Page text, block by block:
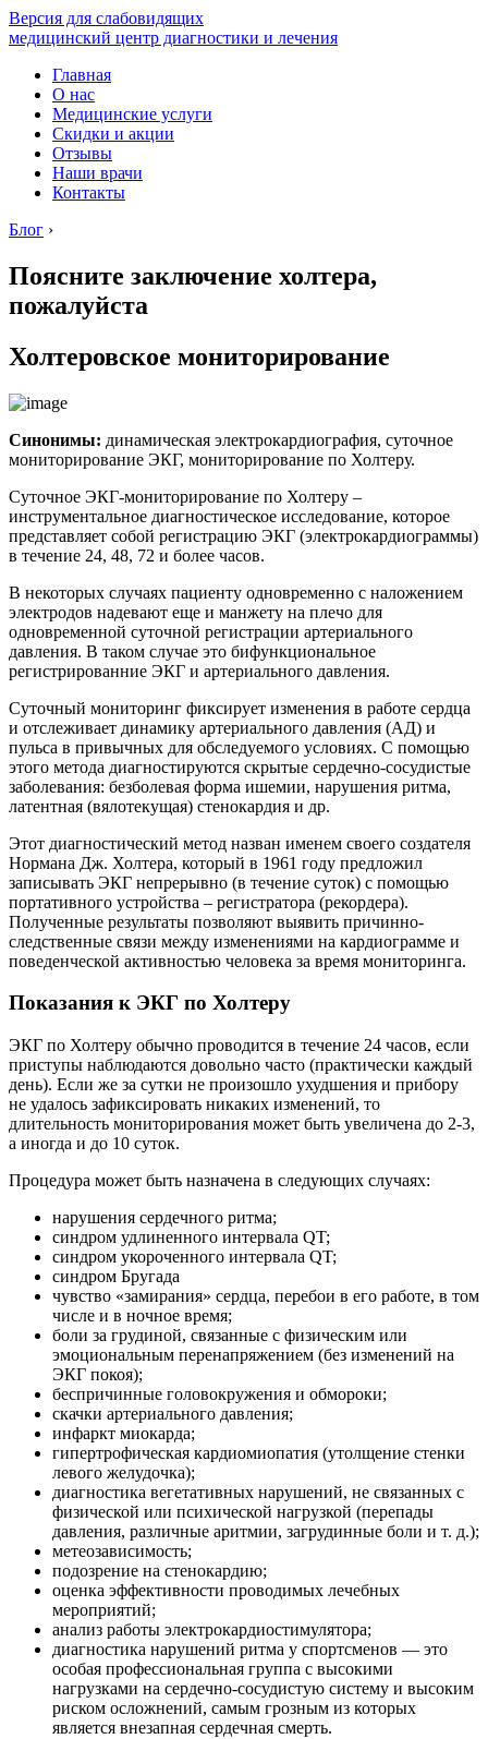
Версия для слабовидящих
медицинский центр диагностики и лечения
Главная
О нас
Медицинские услуги
Скидки и акции
Отзывы
Наши врачи
Контакты
Блог ›
Поясните заключение холтера,
пожалуйста
Холтеровское мониторирование
Синонимы: динамическая электрокардиография, суточное
мониторирование ЭКГ, мониторирование по Холтеру.
Суточное ЭКГ-мониторирование по Холтеру –
инструментальное диагностическое исследование, которое
представляет собой регистрацию ЭКГ (электрокардиограммы)
в течение 24, 48, 72 и более часов.
В некоторых случаях пациенту одновременно с наложением
электродов надевают еще и манжету на плечо для
одновременной суточной регистрации артериального
давления. В таком случае это бифункциональное
регистрированние ЭКГ и артериального давления.
Суточный мониторинг фиксирует изменения в работе сердца
и отслеживает динамику артериального давления (АД) и
пульса в привычных для обследуемого условиях. С помощью
этого метода диагностируются скрытые сердечно-сосудистые
заболевания: безболевая форма ишемии, нарушения ритма,
латентная (вялотекущая) стенокардия и др.
Этот диагностический метод назван именем своего создателя
Нормана Дж. Холтера, который в 1961 году предложил
записывать ЭКГ непрерывно (в течение суток) с помощью
портативного устройства – регистратора (рекордера).
Полученные результаты позволяют выявить причинно-
следственные связи между изменениями на кардиограмме и
поведенческой активностью человека за время мониторинга.
Показания к ЭКГ по Холтеру
ЭКГ по Холтеру обычно проводится в течение 24 часов, если
приступы наблюдаются довольно часто (практически каждый
день). Если же за сутки не произошло ухудшения и прибору
не удалось зафиксировать никаких изменений, то
длительность мониторирования может быть увеличена до 2-3,
а иногда и до 10 суток.
Процедура может быть назначена в следующих случаях:
нарушения сердечного ритма;
синдром удлиненного интервала QT;
синдром укороченного интервала QT;
синдром Бругада
чувство «замирания» сердца, перебои в его работе, в том
числе и в ночное время;
боли за грудиной, связанные с физическим или
эмоциональным перенапряжением (без изменений на
ЭКГ покоя);
беспричинные головокружения и обмороки;
скачки артериального давления;
инфаркт миокарда;
гипертрофическая кардиомиопатия (утолщение стенки
левого желудочка);
диагностика вегетативных нарушений, не связанных с
физической или психической нагрузкой (перепады
давления, различные аритмии, загрудинные боли и т. д.);
метеозависимость;
подозрение на стенокардию;
оценка эффективности проводимых лечебных
мероприятий;
анализ работы электрокардиостимулятора;
диагностика нарушений ритма у спортсменов — это
особая профессиональная группа с высокими
нагрузками на сердечно-сосудистую систему и высоким
риском осложнений, самым грозным из которых
является внезапная сердечная смерть.